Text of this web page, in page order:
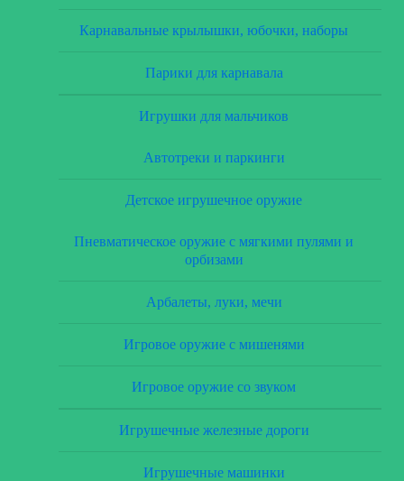
Карнавальные крылышки, юбочки, наборы
Парики для карнавала
Игрушки для мальчиков
Автотреки и паркинги
Детское игрушечное оружие
Пневматическое оружие с мягкими пулями и
орбизами
Арбалеты, луки, мечи
Игровое оружие с мишенями
Игровое оружие со звуком
Игрушечные железные дороги
Игрушечные машинки